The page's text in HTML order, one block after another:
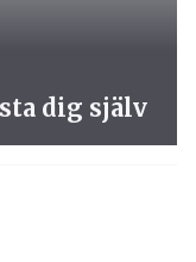
dig själv